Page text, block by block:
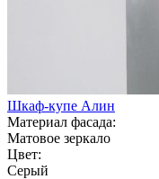
Шкаф-купе Алин
Материал фасада:
Матовое зеркало
Цвет:
Серый